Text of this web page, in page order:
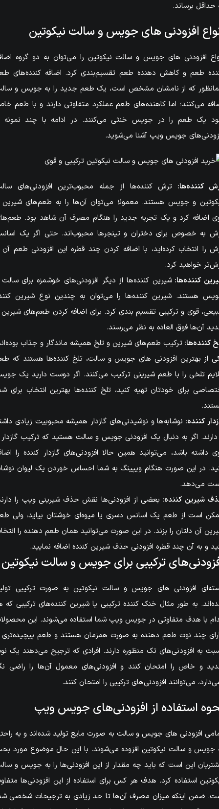
حداقل برساند.
افزودنی های جویس و سالت نیکوتین
افزودنی های جویس و سالت نیکوتین را می‌توان به دو گروه
طعم و کاهش دهنده طعم تقسیم‌بندی کرد. اضافه کننده‌های
که از نامشان مشخص است، یک طعم جدید را به جویس و
می‌کنند؛ اما کاهنده‌های طعم عملکرد متفاوتی دارند و با طعم
یک طعم را در جویس خنثی می‌کنند. در ادامه با چند نمونه
جویس ویپ آشنا می‌شوید.
کننده‌ها: ترش کننده‌ها از جمله محبوب‌ترین افزودنی‌های
و جویس هستند. معمولا می‌توان آن‌ها را به طعم‌های
اضافه کرد و یک تجربه جدید را هنگام مصرف آن شاهد بود.
به خصوص برای دختران و تینجرها محبوب‌اند. حتی اگر یک
را انتخاب کرده‌اید، با اضافه کردن چند قطره این افزودنی طعم آن
خواهید کرد.
کننده‌ها:شیرین کننده‌ها از دیگر افزودنی‌های خوشمزه برای
هستند. شیرین کننده‌ها را می‌توان به چندین نوع شیرین
قوی و ترکیبی تقسیم بندی کرد. برای اضافه کردن طعم‌های
آن‌ها فوق العاده به نظر می‌رسند.
کننده‌ها: ترکیب طعم‌های شیرین و تلخ همیشه ماندگار و جذاب
از بهترین افزودنی های جویس و سالت، تلخ کننده‌ها هستند که
تلخی را با طعم شیرینی ترکیب می‌کنند. اگر دوست دارید یک
برای خودتان تهیه کنید، تلخ کننده‌ها بهترین انتخاب برای
کننده: نوشابه‌ها و نوشیدنی‌های گازدار همیشه محبوبیت زیادی
اگر به دنبال یک افزودنی جویس و سالت هستید که ترکیب
داشته باشد، می‌توانید همین حالا افزودنی‌های گازدار کننده را
در این صورت هنگام ویپینگ به شما احساس خوردن یک لیوان
می‌دهد.
شیرین کننده: بعضی از افزودنی‌ها نقش حذف شیرینی ویپ را
است از طعم یک اسانس دسری یا میوه‌ای خوشتان بیاید، ولی
آن دلتان را بزند. در این صورت می‌توانید همان طعم دهنده را
و به آن چند قطره افزودنی حذف شیرین کننده اضافه نمایید.
ترکیبی برای جویس و سالت نیکوتین
افزودنی های جویس و سالت نیکوتین به صورت ترکیبی
به طور مثال خنک کننده ترکیبی یا شیرین کننده‌های ترکیبی که
با هدف متفاوتی در جویس ویپ شما استفاده می‌شوند. این
چند نوت طعم دهنده به صورت همزمان هستند و طعم پیچیده‌تری
به افزودنی‌های تک منظوره دارند. افرادی که ترجیح می‌دهند یک
و خاص را امتحان کنند و افزودنی‌های معمول آن‌ها را راضی
می‌توانند افزودنی‌های ترکیبی را امتحان کنند.
استفاده از افزودنی‌های جویس ویپ
افزودنی های جویس و سالت به صورت مایع تولید شده‌اند و به
جویس و سالت نیکوتین افزوده می‌شوند. با این حال موضوع مورد
این است که باید چه مقدار از این افزودنی‌ها را به جویس و
استفاده کرد. هدف هر کس برای استفاده از این افزودنی‌ها
ضمن اینکه میزان مصرف آن‌ها تا حد زیادی به ترجیحات شخصی